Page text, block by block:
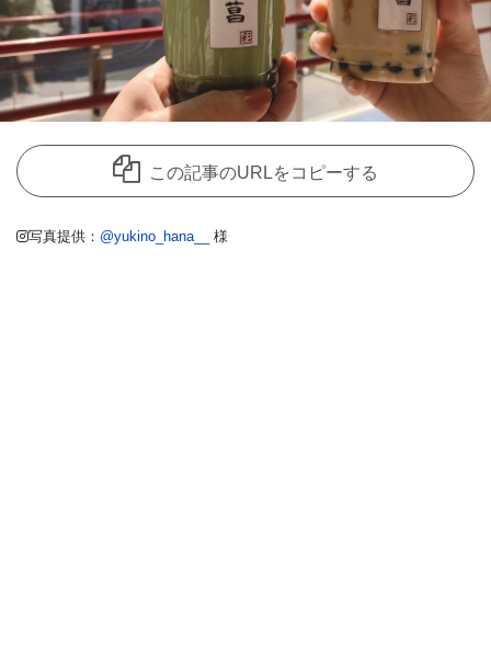
この記事のURLをコピーする
写真提供： @yukino_hana__ 様